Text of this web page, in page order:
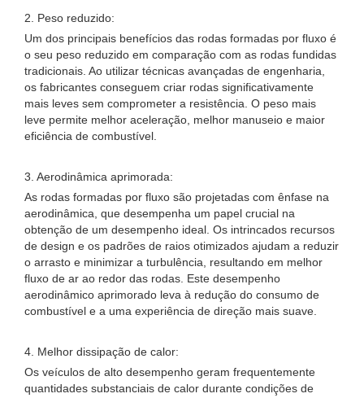
2. Peso reduzido:
Um dos principais benefícios das rodas formadas por fluxo é
o seu peso reduzido em comparação com as rodas fundidas
tradicionais. Ao utilizar técnicas avançadas de engenharia,
os fabricantes conseguem criar rodas significativamente
mais leves sem comprometer a resistência. O peso mais
leve permite melhor aceleração, melhor manuseio e maior
eficiência de combustível.
3. Aerodinâmica aprimorada:
As rodas formadas por fluxo são projetadas com ênfase na
aerodinâmica, que desempenha um papel crucial na
obtenção de um desempenho ideal. Os intrincados recursos
de design e os padrões de raios otimizados ajudam a reduzir
o arrasto e minimizar a turbulência, resultando em melhor
fluxo de ar ao redor das rodas. Este desempenho
aerodinâmico aprimorado leva à redução do consumo de
combustível e a uma experiência de direção mais suave.
4. Melhor dissipação de calor:
Os veículos de alto desempenho geram frequentemente
quantidades substanciais de calor durante condições de